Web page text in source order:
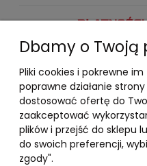
O
Dbamy o
Pliki cookies i pokrewne
poprawne działanie
dostosować ofertę do
zaakceptować
plików i przejść do sklepu
do swoich preferencji,
zgody".